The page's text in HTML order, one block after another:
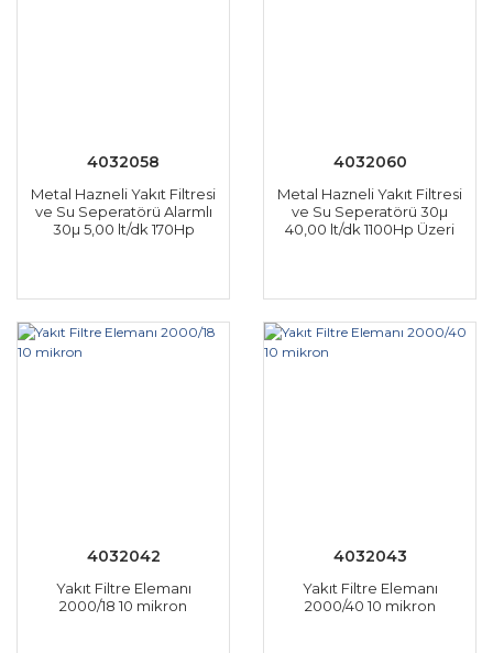
4032058
Metal Hazneli Yakıt Filtresi
ve Su Seperatörü Alarmlı
30µ 5,00 lt/dk 170Hp
4032060
Metal Hazneli Yakıt Filtresi
ve Su Seperatörü 30µ
40,00 lt/dk 1100Hp Üzeri
4032042
Yakıt Filtre Elemanı
2000/18 10 mikron
4032043
Yakıt Filtre Elemanı
2000/40 10 mikron